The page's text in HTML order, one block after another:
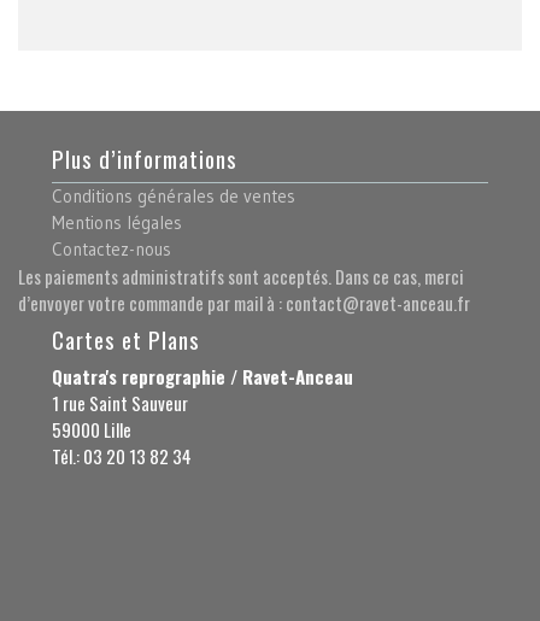
Plus d’informations
Conditions générales de ventes
Mentions légales
Contactez-nous
Les paiements administratifs sont acceptés. Dans ce cas, merci
d’envoyer votre commande par mail à : contact@ravet-anceau.fr
Cartes et Plans
Quatra's reprographie / Ravet-Anceau
1 rue Saint Sauveur
59000 Lille
Tél.: 03 20 13 82 34